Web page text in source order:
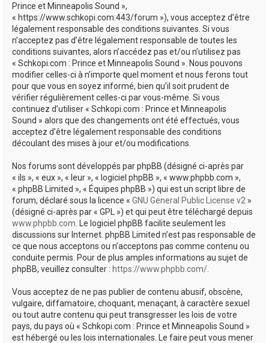
Prince et Minneapolis Sound »,
« https://www.schkopi.com:443/forum »), vous acceptez d’être
légalement responsable des conditions suivantes. Si vous
n’acceptez pas d’être légalement responsable de toutes les
conditions suivantes, alors n’accédez pas et/ou n’utilisez pas
« Schkopi.com : Prince et Minneapolis Sound ». Nous pouvons
modifier celles-ci à n’importe quel moment et nous ferons tout
pour que vous en soyez informé, bien qu’il soit prudent de
vérifier régulièrement celles-ci par vous-même. Si vous
continuez d’utiliser « Schkopi.com : Prince et Minneapolis
Sound » alors que des changements ont été effectués, vous
acceptez d’être légalement responsable des conditions
découlant des mises à jour et/ou modifications.
Nos forums sont développés par phpBB (désigné ci-après par
« ils », « eux », « leur », « logiciel phpBB », « www.phpbb.com »,
« phpBB Limited », « Équipes phpBB ») qui est un script libre de
forum, déclaré sous la licence « GNU General Public License v2 »
(désigné ci-après par « GPL ») et qui peut être téléchargé depuis
www.phpbb.com . Le logiciel phpBB facilite seulement les
discussions sur Internet. phpBB Limited n’est pas responsable de
ce que nous acceptons ou n’acceptons pas comme contenu ou
conduite permis. Pour de plus amples informations au sujet de
phpBB, veuillez consulter : https://www.phpbb.com/
Vous acceptez de ne pas publier de contenu abusif, obscène,
vulgaire, diffamatoire, choquant, menaçant, à caractère sexuel
ou tout autre contenu qui peut transgresser les lois de votre
pays, du pays où « Schkopi.com : Prince et Minneapolis Sound »
est hébergé ou les lois internationales. Le faire peut vous mener